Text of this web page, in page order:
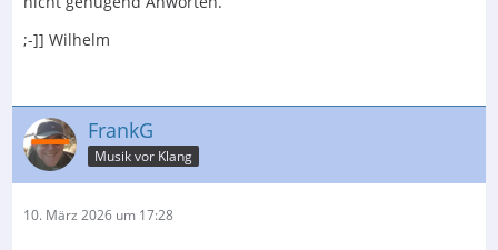
;-]] Wilhelm
FrankG
Musik vor Klang
10. März 2026 um 17:28